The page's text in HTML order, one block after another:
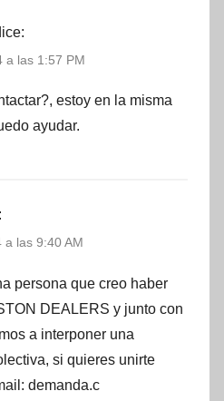
a las 1:57 PM
estoy en la misma
ayudar.
a las 9:40 AM
persona que creo haber
DEALERS y junto con
a interponer una
si quieres unirte
demanda.c